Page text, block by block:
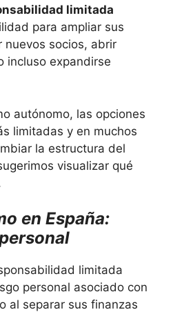
limitada
para ampliar sus
nuevos socios, abrir
incluso expandirse
autónomo, las opciones
limitadas y en muchos
la estructura del
visualizar qué
en España:
limitada
personal asociado con
al separar sus finanzas